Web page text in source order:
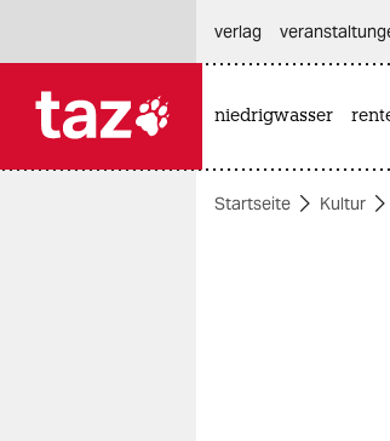
themen
verlag
niedrigwasser
Startseite Kultur